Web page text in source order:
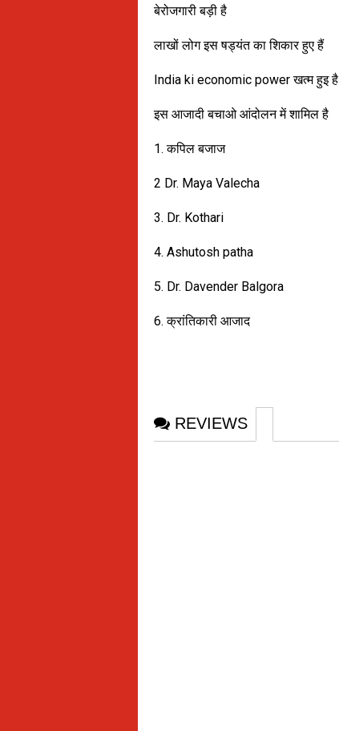
बेरोजगारी बड़ी है
लाखों लोग इस षड्यंत का शिकार हुए हैं
India ki economic power खत्म हुइ है
इस आजादी बचाओ आंदोलन में शामिल है
1. कपिल बजाज
2 Dr. Maya Valecha
3. Dr. Kothari
4. Ashutosh patha
5. Dr. Davender Balgora
6. क्रांतिकारी आजाद
REVIEWS